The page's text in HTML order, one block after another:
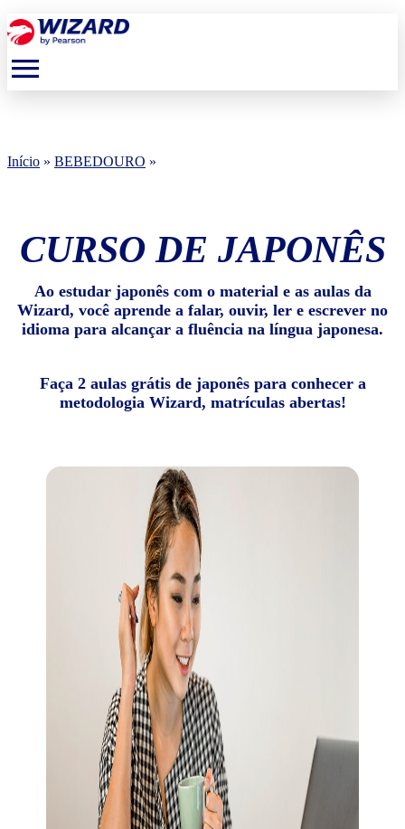
menu
Início » BEBEDOURO »
CURSO DE JAPONÊS
Ao estudar japonês com o material e as aulas da
Wizard, você aprende a falar, ouvir, ler e escrever no
idioma para alcançar a fluência na língua japonesa.
Faça 2 aulas grátis de japonês para conhecer a
metodologia Wizard, matrículas abertas!